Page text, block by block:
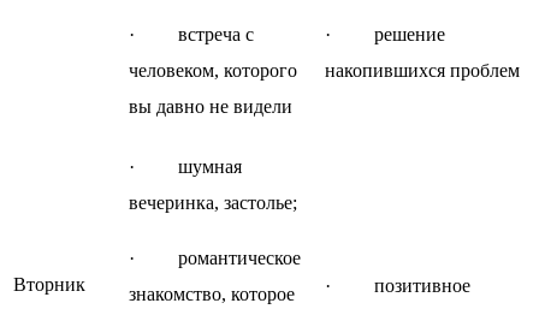
· встреча с
человеком, которого
вы давно не видели
· решение
накопившихся проблем
Вторник
· шумная
вечеринка, застолье;
· романтическое
знакомство, которое
· позитивное